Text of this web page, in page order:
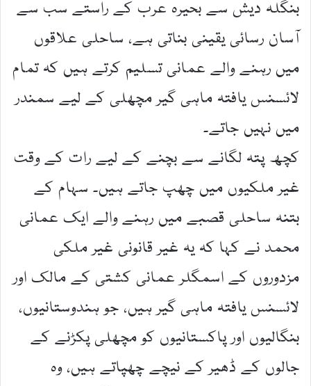
بنگلہ دیش سے بحیرہ عرب کے راستے سب سے
آسان رسائی یقینی بناتی ہے، ساحلی علاقوں
میں رہنے والے عمانی تسلیم کرتے ہیں کہ تمام
لائسنس یافتہ ماہی گیر مچھلی کے لیے سمندر
میں نہیں جاتے۔
کچھ پتہ لگانے سے بچنے کے لیے رات کے وقت
غیر ملکیوں میں چھپ جاتے ہیں۔ سہام کے
بتنہ ساحلی قصبے میں رہنے والے ایک عمانی
محمد نے کہا کہ یہ غیر قانونی غیر ملکی
مزدوروں کے اسمگلر عمانی کشتی کے مالک اور
لائسنس یافتہ ماہی گیر ہیں، جو ہندوستانیوں،
بنگالیوں اور پاکستانیوں کو مچھلی پکڑنے کے
جالوں کے ڈھیر کے نیچے چھپاتے ہیں، وہ